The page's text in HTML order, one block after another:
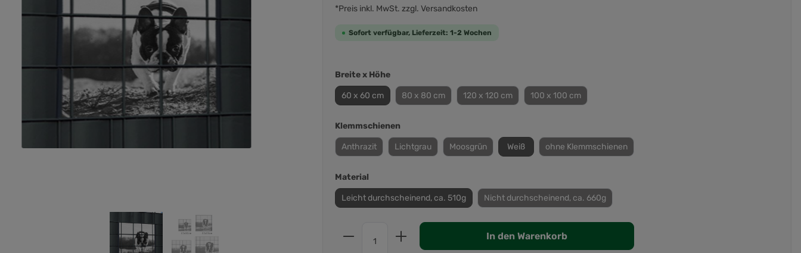
*Preis inkl. MwSt. zzgl. Versandkosten
Sofort verfügbar, Lieferzeit: 1-2 Wochen
Breite x Höhe
60 x 60 cm 80 x 80 cm 120 x 120 cm 100 x 100 cm
Klemmschienen
Anthrazit Lichtgrau Moosgrün Weiß ohne Klemmschienen
Material
Leicht durchscheinend, ca. 510g Nicht durchscheinend, ca. 660g
In den Warenkorb